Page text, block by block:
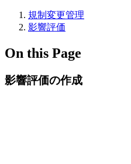
規制変更管理
影響評価
On this Page
影響評価の作成